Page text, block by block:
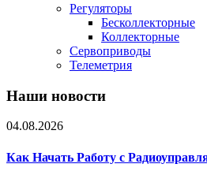
Регуляторы
Бесколлекторные
Коллекторные
Сервоприводы
Телеметрия
Наши новости
04.08.2026
Как Начать Работу с